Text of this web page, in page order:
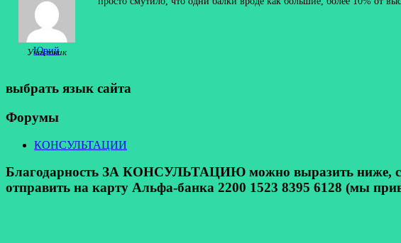
Юрий
Участник
выбрать язык сайта
Форумы
КОНСУЛЬТАЦИИ
Благодарность ЗА КОНСУЛЬТАЦИЮ можно выразить ниже,
отправить на карту Альфа-банка 2200 1523 8395 6128 (мы